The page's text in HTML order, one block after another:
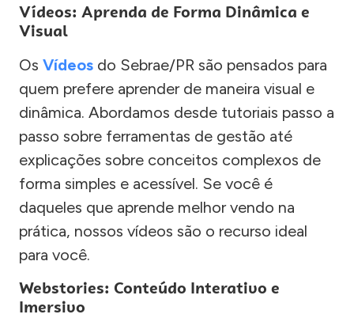
Vídeos: Aprenda de Forma Dinâmica e
Visual
Os Vídeos do Sebrae/PR são pensados para
quem prefere aprender de maneira visual e
dinâmica. Abordamos desde tutoriais passo a
passo sobre ferramentas de gestão até
explicações sobre conceitos complexos de
forma simples e acessível. Se você é
daqueles que aprende melhor vendo na
prática, nossos vídeos são o recurso ideal
para você.
Webstories: Conteúdo Interativo e
Imersivo